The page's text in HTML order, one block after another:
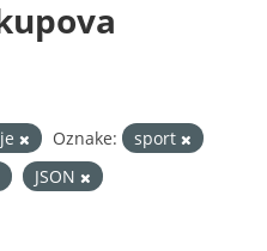
Oznake:
sport
JSON